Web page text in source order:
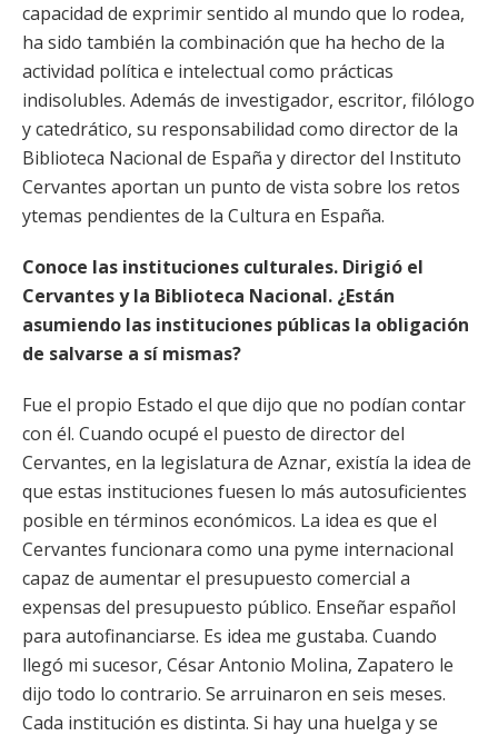
capacidad de exprimir sentido al mundo que lo rodea,
ha sido también la combinación que ha hecho de la
actividad política e intelectual como prácticas
indisolubles. Además de investigador, escritor, filólogo
y catedrático, su responsabilidad como director de la
Biblioteca Nacional de España y director del Instituto
Cervantes aportan un punto de vista sobre los retos
ytemas pendientes de la Cultura en España.
Conoce las instituciones culturales. Dirigió el
Cervantes y la Biblioteca Nacional. ¿Están
asumiendo las instituciones públicas la obligación
de salvarse a sí mismas?
Fue el propio Estado el que dijo que no podían contar
con él. Cuando ocupé el puesto de director del
Cervantes, en la legislatura de Aznar, existía la idea de
que estas instituciones fuesen lo más autosuficientes
posible en términos económicos. La idea es que el
Cervantes funcionara como una pyme internacional
capaz de aumentar el presupuesto comercial a
expensas del presupuesto público. Enseñar español
para autofinanciarse. Es idea me gustaba. Cuando
llegó mi sucesor, César Antonio Molina, Zapatero le
dijo todo lo contrario. Se arruinaron en seis meses.
Cada institución es distinta. Si hay una huelga y se